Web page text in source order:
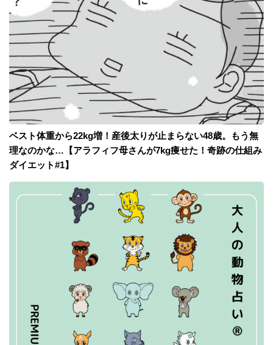
ベスト体重から22kg増！産後太りが止まらない48歳。もう無
理なのかな…【アラフィフ母さんが7kg痩せた！奇跡の仕組み
ダイエット#1】